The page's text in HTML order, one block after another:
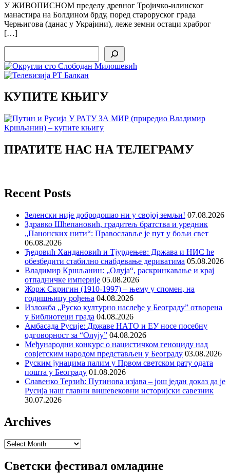
У ЖИВОПИСНОМ пределу древног Тројичко-илинског
манастира на Болдином брду, поред староруског града
Черњигова (данас у Украјини), леже земни остаци храброг
[…]
КУПИТЕ КЊИГУ
ПРАТИТЕ НАС НА ТЕЛЕГРАМУ
Recent Posts
Зеленски није добродошао ни у својој земљи! 07.08.2026
Здравко Шћепановић, градитељ братства и уредник
„Панонских нити“: Православље је пут у бољи свет
06.08.2026
Ђедовић Хандановић и Тјурдењев: Држава и НИС ће
обезбедити стабилно снабдевање дериватима 05.08.2026
Владимир Кршљанин: „Олуја“, раскринкавање и крај
отпадничке империје 05.08.2026
Жорж Скригин (1910-1997) – њему у спомен, на
годишњицу рођења 04.08.2026
Изложба „Руско културно наслеђе у Београду” отворена
у Библиотеци града 04.08.2026
Амбасада Русије: Државе НАТО и ЕУ носе посебну
одговорност за “Олују” 04.08.2026
Међународни конкурс о нацистичком геноциду над
совјетским народом представљен у Београду 03.08.2026
Руским јунацима палим у Првом светском рату одата
пошта у Београду 01.08.2026
Славенко Терзић: Путинова изјава – још један доказ да је
Русија наш главни вишевековни историјски савезник
30.07.2026
Archives
Archives
Светски фестивал омладине